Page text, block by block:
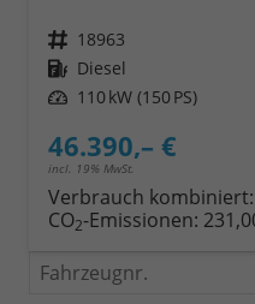
Fahrzeugnr. 18963
Kraftstoff Diesel
Leistung 110 kW (150 PS)
46.390,– €
incl. 19% MwSt.
Verbrauch kombiniert:
CO2-Emissionen:
Fahrzeugnr.